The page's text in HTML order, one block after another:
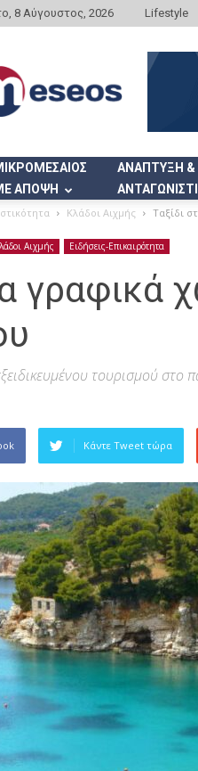
8 Αύγουστος, 2026 Lifestyle
ΑΠΟΨΗ
ΑΝΑΠΤΥΞΗ &
Κλάδοι Αιχμής Ταξίδι
Αιχμής Ειδήσεις-Επικαιρότητα
γραφικά
τουρισμού στο
Κάντε Tweet τώρα